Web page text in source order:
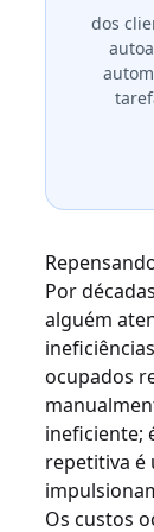
dos
Por
alguém
ocupados
ineficiente;
repetitiva é
Os custos